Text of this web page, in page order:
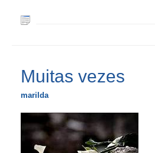
Muitas vezes
marilda